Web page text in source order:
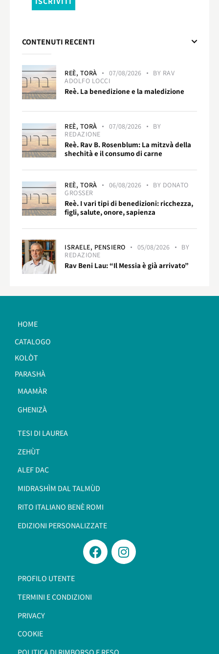
CONTENUTI RECENTI
REÈ, TORÀ 07/08/2026 BY RAV
ADOLFO LOCCI
Reè. La benedizione e la maledizione
REÈ, TORÀ 07/08/2026
BY
REDAZIONE
Reè. Rav B. Rosenblum: La mitzvà della
shechità e il consumo di carne
REÈ, TORÀ 06/08/2026 BY DONATO
GROSSER
Reè. I vari tipi di benedizioni: ricchezza,
figli, salute, onore, sapienza
ISRAELE, PENSIERO 05/08/2026
BY
REDAZIONE
Rav Beni Lau: “Il Messia è già arrivato”
HOME
CATALOGO
KOLÒT
PARASHÀ
MAAMÀR
GHENIZÀ
TESI DI LAUREA
ZEHÙT
ALEF DAC
MIDRASHÌM DAL TALMÙD
RITO ITALIANO BENÈ ROMI​
EDIZIONI PERSONALIZZATE
PROFILO UTENTE
TERMINI E CONDIZIONI
PRIVACY
COOKIE